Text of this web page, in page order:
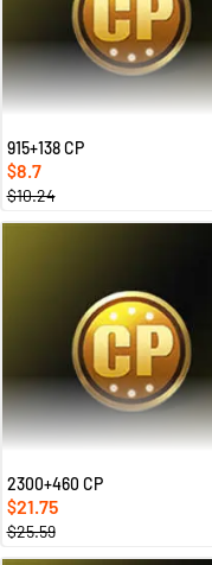
915+138 CP
$8.7
$10.24
2300+460 CP
$21.75
$25.59